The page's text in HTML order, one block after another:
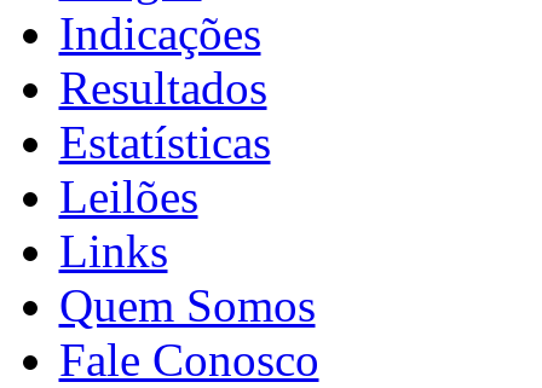
Indicações
Resultados
Estatísticas
Leilões
Links
Quem Somos
Fale Conosco